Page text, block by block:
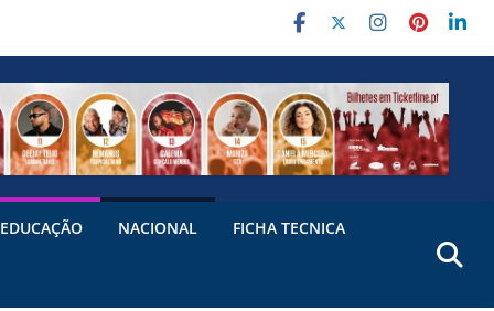
EDUCAÇÃO NACIONAL FICHA TECNICA